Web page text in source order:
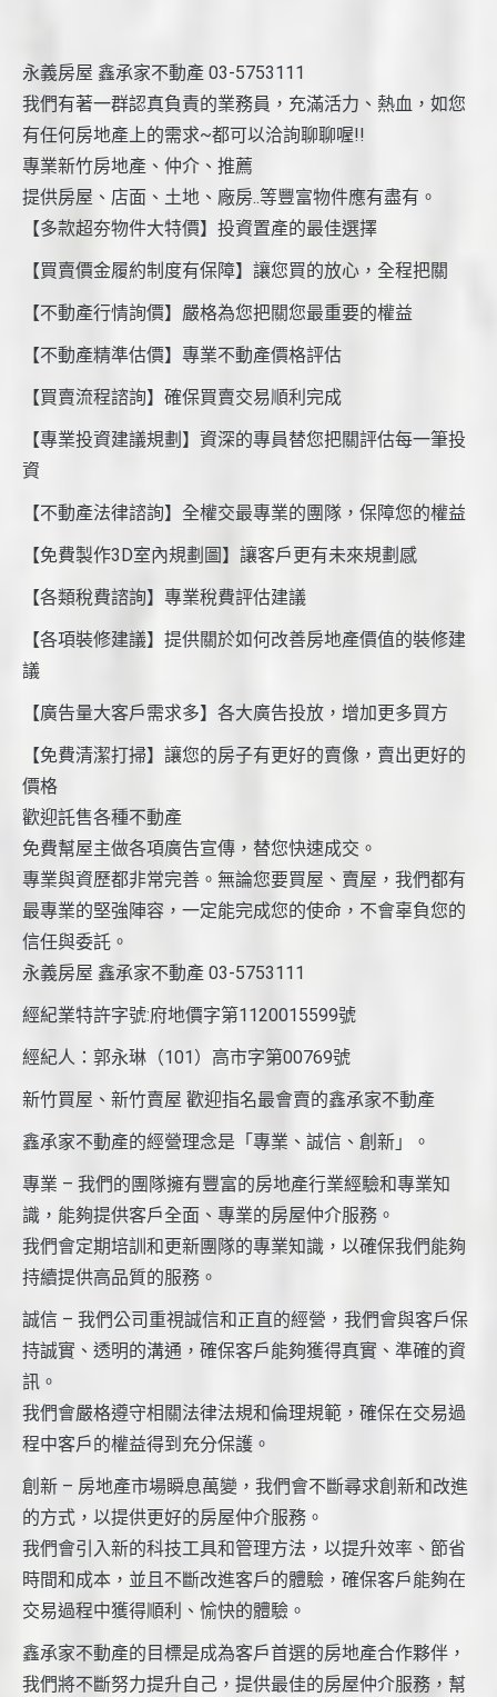
永義房屋 鑫承家不動產 03-5753111
我們有著一群認真負責的業務員，充滿活力、熱血，如您
有任何房地產上的需求~都可以洽詢聊聊喔!!
專業新竹房地產、仲介、推薦
提供房屋、店面、土地、廠房..等豐富物件應有盡有。
【多款超夯物件大特價】投資置產的最佳選擇
【買賣價金履約制度有保障】讓您買的放心，全程把關
【不動產行情詢價】嚴格為您把關您最重要的權益
【不動產精準估價】專業不動產價格評估
【買賣流程諮詢】確保買賣交易順利完成
【專業投資建議規劃】資深的專員替您把關評估每一筆投
資
【不動產法律諮詢】全權交最專業的團隊，保障您的權益
【免費製作3D室內規劃圖】讓客戶更有未來規劃感
【各類稅費諮詢】專業稅費評估建議
【各項裝修建議】提供關於如何改善房地產價值的裝修建
議
【廣告量大客戶需求多】各大廣告投放，增加更多買方
【免費清潔打掃】讓您的房子有更好的賣像，賣出更好的
價格
歡迎託售各種不動產
免費幫屋主做各項廣告宣傳，替您快速成交。
專業與資歷都非常完善。無論您要買屋、賣屋，我們都有
最專業的堅強陣容，一定能完成您的使命，不會辜負您的
信任與委託。
永義房屋 鑫承家不動產 03-5753111
經紀業特許字號:府地價字第1120015599號
經紀人：郭永琳（101）高市字第00769號
新竹買屋、新竹賣屋 歡迎指名最會賣的鑫承家不動產
鑫承家不動產的經營理念是「專業、誠信、創新」。
專業 – 我們的團隊擁有豐富的房地產行業經驗和專業知
識，能夠提供客戶全面、專業的房屋仲介服務。
我們會定期培訓和更新團隊的專業知識，以確保我們能夠
持續提供高品質的服務。
誠信 – 我們公司重視誠信和正直的經營，我們會與客戶保
持誠實、透明的溝通，確保客戶能夠獲得真實、準確的資
訊。
我們會嚴格遵守相關法律法規和倫理規範，確保在交易過
程中客戶的權益得到充分保護。
創新 – 房地產市場瞬息萬變，我們會不斷尋求創新和改進
的方式，以提供更好的房屋仲介服務。
我們會引入新的科技工具和管理方法，以提升效率、節省
時間和成本，並且不斷改進客戶的體驗，確保客戶能夠在
交易過程中獲得順利、愉快的體驗。
鑫承家不動產的目標是成為客戶首選的房地產合作夥伴，
我們將不斷努力提升自己，提供最佳的房屋仲介服務，幫